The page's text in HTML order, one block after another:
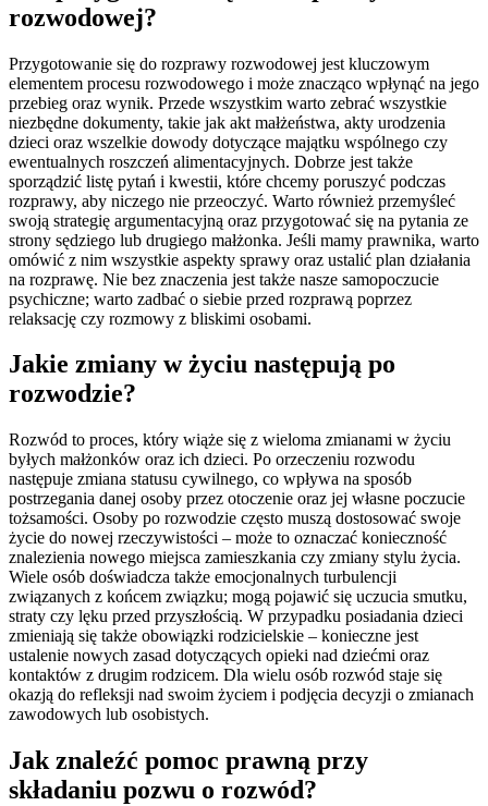
rozwodowej?
Przygotowanie się do rozprawy rozwodowej jest kluczowym
elementem procesu rozwodowego i może znacząco wpłynąć na jego
przebieg oraz wynik. Przede wszystkim warto zebrać wszystkie
niezbędne dokumenty, takie jak akt małżeństwa, akty urodzenia
dzieci oraz wszelkie dowody dotyczące majątku wspólnego czy
ewentualnych roszczeń alimentacyjnych. Dobrze jest także
sporządzić listę pytań i kwestii, które chcemy poruszyć podczas
rozprawy, aby niczego nie przeoczyć. Warto również przemyśleć
swoją strategię argumentacyjną oraz przygotować się na pytania ze
strony sędziego lub drugiego małżonka. Jeśli mamy prawnika, warto
omówić z nim wszystkie aspekty sprawy oraz ustalić plan działania
na rozprawę. Nie bez znaczenia jest także nasze samopoczucie
psychiczne; warto zadbać o siebie przed rozprawą poprzez
relaksację czy rozmowy z bliskimi osobami.
Jakie zmiany w życiu następują po
rozwodzie?
Rozwód to proces, który wiąże się z wieloma zmianami w życiu
byłych małżonków oraz ich dzieci. Po orzeczeniu rozwodu
następuje zmiana statusu cywilnego, co wpływa na sposób
postrzegania danej osoby przez otoczenie oraz jej własne poczucie
tożsamości. Osoby po rozwodzie często muszą dostosować swoje
życie do nowej rzeczywistości – może to oznaczać konieczność
znalezienia nowego miejsca zamieszkania czy zmiany stylu życia.
Wiele osób doświadcza także emocjonalnych turbulencji
związanych z końcem związku; mogą pojawić się uczucia smutku,
straty czy lęku przed przyszłością. W przypadku posiadania dzieci
zmieniają się także obowiązki rodzicielskie – konieczne jest
ustalenie nowych zasad dotyczących opieki nad dziećmi oraz
kontaktów z drugim rodzicem. Dla wielu osób rozwód staje się
okazją do refleksji nad swoim życiem i podjęcia decyzji o zmianach
zawodowych lub osobistych.
Jak znaleźć pomoc prawną przy
składaniu pozwu o rozwód?